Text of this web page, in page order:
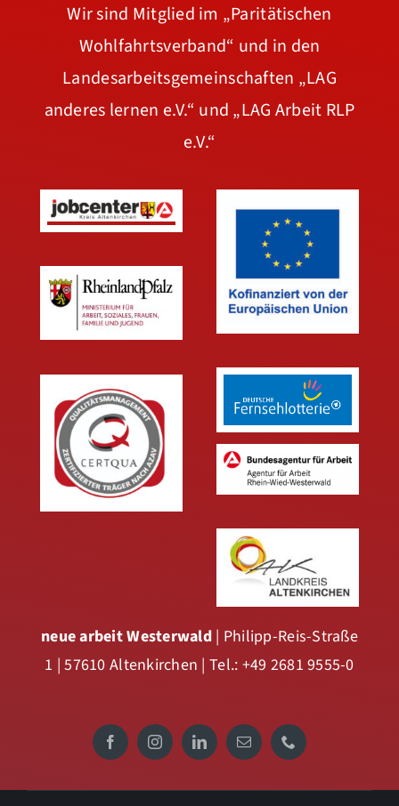
Wir sind Mitglied im „Paritätischen
Wohlfahrtsverband“ und in den
Landesarbeitsgemeinschaften „LAG
anderes lernen e.V.“ und „LAG Arbeit RLP
e.V.“
neue arbeit Westerwald | Philipp-Reis-Straße
1 | 57610 Altenkirchen | Tel.: +49 2681 9555-0